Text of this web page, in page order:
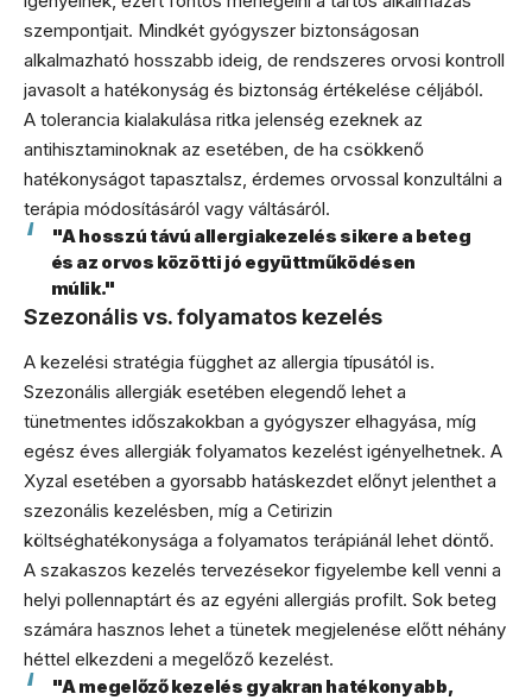
szempontjait. Mindkét gyógyszer biztonságosan
alkalmazható hosszabb ideig, de rendszeres orvosi kontroll
javasolt a hatékonyság és biztonság értékelése céljából.
A tolerancia kialakulása ritka jelenség ezeknek az
antihisztaminoknak az esetében, de ha csökkenő
hatékonyságot tapasztalsz, érdemes orvossal konzultálni a
terápia módosításáról vagy váltásáról.
"A hosszú távú allergiakezelés sikere a beteg
és az orvos közötti jó együttműködésen
múlik."
Szezonális vs. folyamatos kezelés
A kezelési stratégia függhet az allergia típusától is.
Szezonális allergiák esetében elegendő lehet a
tünetmentes időszakokban a gyógyszer elhagyása, míg
egész éves allergiák folyamatos kezelést igényelhetnek. A
Xyzal esetében a gyorsabb hatáskezdet előnyt jelenthet a
szezonális kezelésben, míg a Cetirizin
költséghatékonysága a folyamatos terápiánál lehet döntő.
A szakaszos kezelés tervezésekor figyelembe kell venni a
helyi pollennaptárt és az egyéni allergiás profilt. Sok beteg
számára hasznos lehet a tünetek megjelenése előtt néhány
héttel elkezdeni a megelőző kezelést.
"A megelőző kezelés gyakran hatékonyabb,